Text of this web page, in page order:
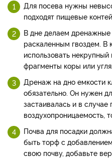
Для посева нужны
подходят пищевые
В дне делаем
раскаленным гвоздем. В
использовать некрупный
фрагменты коры или угля.
Дренаж на дно емкости
обязательно. Он нужен
застаивалась и в
воздухопроницаемость,
Почва для посадки
быть торф с
свою почву, добавьте